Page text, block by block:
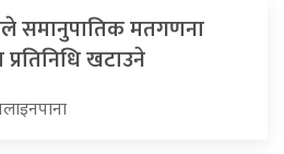
समानुपातिक मतगणना
प्रतिनिधि खटाउने